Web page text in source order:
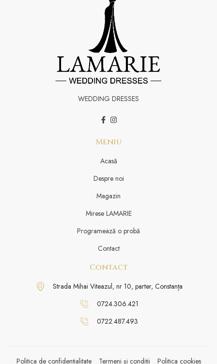
WEDDING DRESSES
Meniu
Acasă
Despre noi
Magazin
Mirese LAMARIE
Programează o probă
Contact
Contact
Strada Mihai Viteazul, nr 10, parter, Constanța
0724.306.421
0722.487.493
Politica de confidențialitate Termeni și condiții Politica cookies